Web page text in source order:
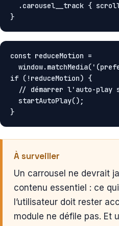
.carousel__track {
}
const reduceMotion =
if (!reduceMotion) {
// démarrer l'auto-play
  startAutoPlay();
}
À surveiller
Un carrousel ne devrait
contenu essentiel : ce
l’utilisateur doit rester
module ne défile pas. Et